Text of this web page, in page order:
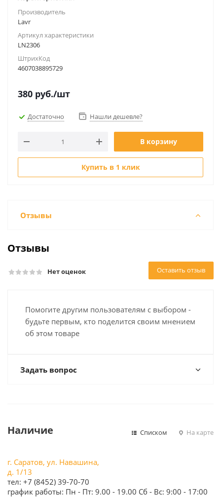
Производитель
Lavr
Артикул характеристики
LN2306
ШтрихКод
4607038895729
380 руб./шт
Достаточно Нашли дешевле?
В корзину
Купить в 1 клик
Отзывы
Отзывы
Нет оценок Оставить отзыв
Помогите другим пользователям с выбором -
будьте первым, кто поделится своим мнением
об этом товаре
Задать вопрос
Наличие Списком На карте
г. Саратов, ул. Навашина,
д. 1/13
тел: +7 (8452) 39-70-70
график работы: Пн - Пт: 9.00 - 19.00 Сб - Вс: 9:00 - 17:00